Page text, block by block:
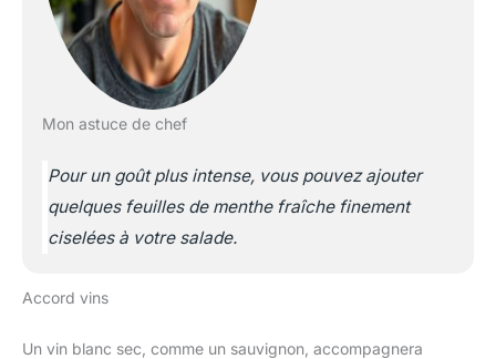
Mon astuce de chef
Pour un goût plus intense, vous pouvez ajouter
quelques feuilles de menthe fraîche finement
ciselées à votre salade.
Accord vins
Un vin blanc sec, comme un sauvignon, accompagnera